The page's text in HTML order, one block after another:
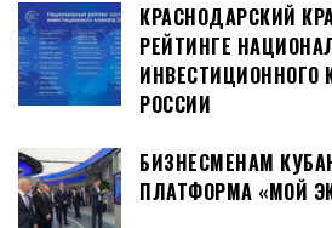
КРАСНОДАРСКИЙ
РЕЙТИНГЕ
ИНВЕСТИЦИОННОГО
РОССИИ
БИЗНЕСМЕНАМ
ПЛАТФОРМА «МОЙ